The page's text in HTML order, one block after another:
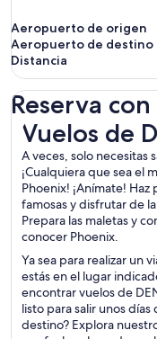
Aeropuerto de origen
Aeropuerto de destino
Distancia
Reserva
Vuelos de
A veces, solo necesitas
¡Cualquiera que sea el
Phoenix! ¡Anímate!
famosas y disfrutar de
Prepara las maletas y
conocer Phoenix.
Ya sea para realizar un
estás en el lugar
encontrar vuelos de
listo para salir unos
destino? Explora
Vuelos de Denver a